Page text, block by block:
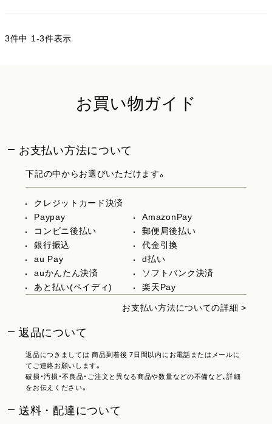
3件中 1-3件表示
お買い物ガイド
お支払い方法について
下記の中からお選びいただけます。
クレジットカード決済
Paypay
AmazonPay
コンビニ後払い
郵便局後払い
銀行振込
代金引換
au Pay
d払い
auかんたん決済
ソフトバンク決済
あと払い(ペイディ)
楽天Pay
お支払い方法についての詳細 >
返品について
返品につきましては 商品到着後 7日間以内にお電話またはメールに
てご連絡お願いします。
破損・汚損・不良品・ご注文と異なる商品や数量などの不備など、詳細
をお伝えください。
送料・配達について